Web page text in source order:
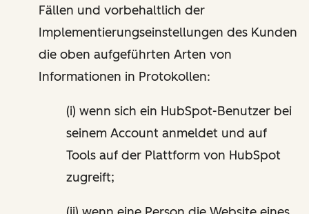
Fällen und vorbehaltlich der
Implementierungseinstellungen des Kunden
die oben aufgeführten Arten von
Informationen in Protokollen:
(i) wenn sich ein HubSpot-Benutzer bei
seinem Account anmeldet und auf
Tools auf der Plattform von HubSpot
zugreift;